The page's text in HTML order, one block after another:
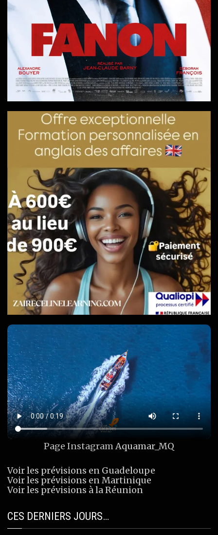
Page Instagram Aquamar_MQ
Voir les prévisions en Guadeloupe
Voir les prévisions en Martinique
Voir les prévisions à la Réunion
CES DERNIERS JOURS…